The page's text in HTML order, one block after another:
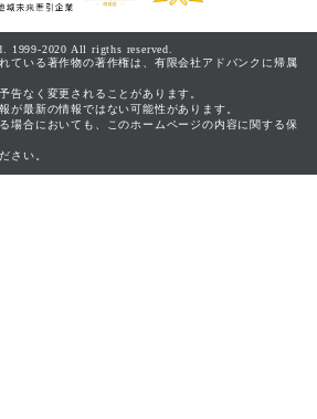
2020 All rigths reserved.
ている著作物の著作権は、有限会社アドバンクに帰属
告なく変更されることがあります。
が最新の情報ではない可能性があります。
場合においても、このホームページの内容に関する保
さい。